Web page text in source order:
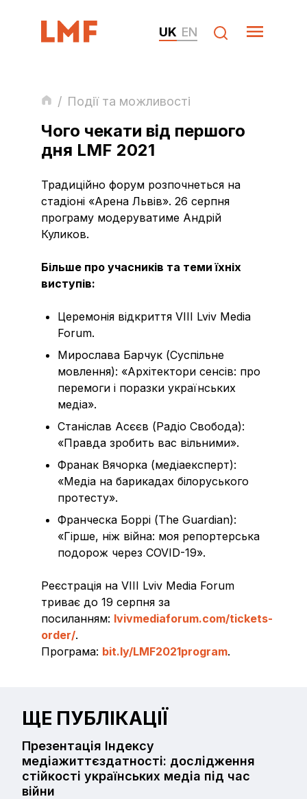
UK EN
/ Події та можливості
Чого чекати від першого
дня LMF 2021
Традиційно форум розпочнеться на
стадіоні «Арена Львів». 26 серпня
програму модеруватиме Андрій
Куликов.
Більше про учасників та теми їхніх
виступів:
Церемонія відкриття VIIІ Lviv Media
Forum.
Мирослава Барчук (Суспільне
мовлення): «Архітектори сенсів: про
перемоги і поразки українських
медіа».
Станіслав Асєєв (Радіо Свобода):
«Правда зробить вас вільними».
Франак Вячорка (медіаексперт):
«Медіа на барикадах білоруського
протесту».
Франческа Боррі (The Guardian):
«Гірше, ніж війна: моя репортерська
подорож через COVID-19».
Реєстрація на VIII Lviv Media Forum
триває до 19 серпня за
посиланням: lvivmediaforum.com/tickets-
order/.
Програма: bit.ly/LMF2021program.
ЩЕ ПУБЛІКАЦІЇ
Презентація Індексу
медіажиттєздатності: дослідження
стійкості українських медіа під час
війни